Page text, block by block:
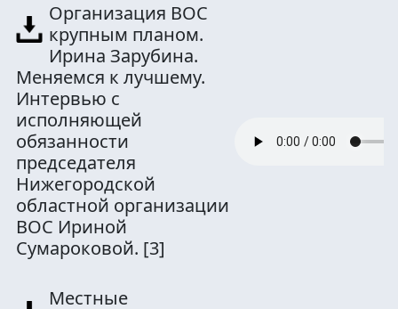
Организация ВОС
крупным планом.
Ирина Зарубина.
Меняемся к лучшему.
Интервью с
исполняющей
обязанности
председателя
Нижегородской
областной организации
ВОС Ириной
Сумароковой. [3]
Местные